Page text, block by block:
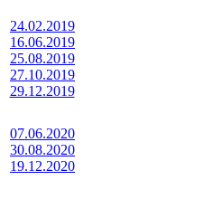
24.02.2019
16.06.2019
25.08.2019
27.10.2019
29.12.2019
07.06.2020
30.08.2020
19.12.2020